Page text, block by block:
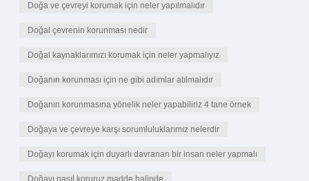
Doğa ve çevreyi korumak için neler yapılmalıdır
Doğal çevrenin korunması nedir
Doğal kaynaklarımızı korumak için neler yapmalıyız
Doğanın korunması için ne gibi adımlar atılmalıdır
Doğanın korunmasına yönelik neler yapabiliriz 4 tane örnek
Doğaya ve çevreye karşı sorumluluklarımız nelerdir
Doğayı korumak için duyarlı davranan bir insan neler yapmalı
Doğayı nasıl koruruz madde halinde